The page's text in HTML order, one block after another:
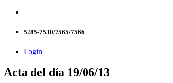
5285-7530/7565/7566
Login
Acta del día 19/06/13